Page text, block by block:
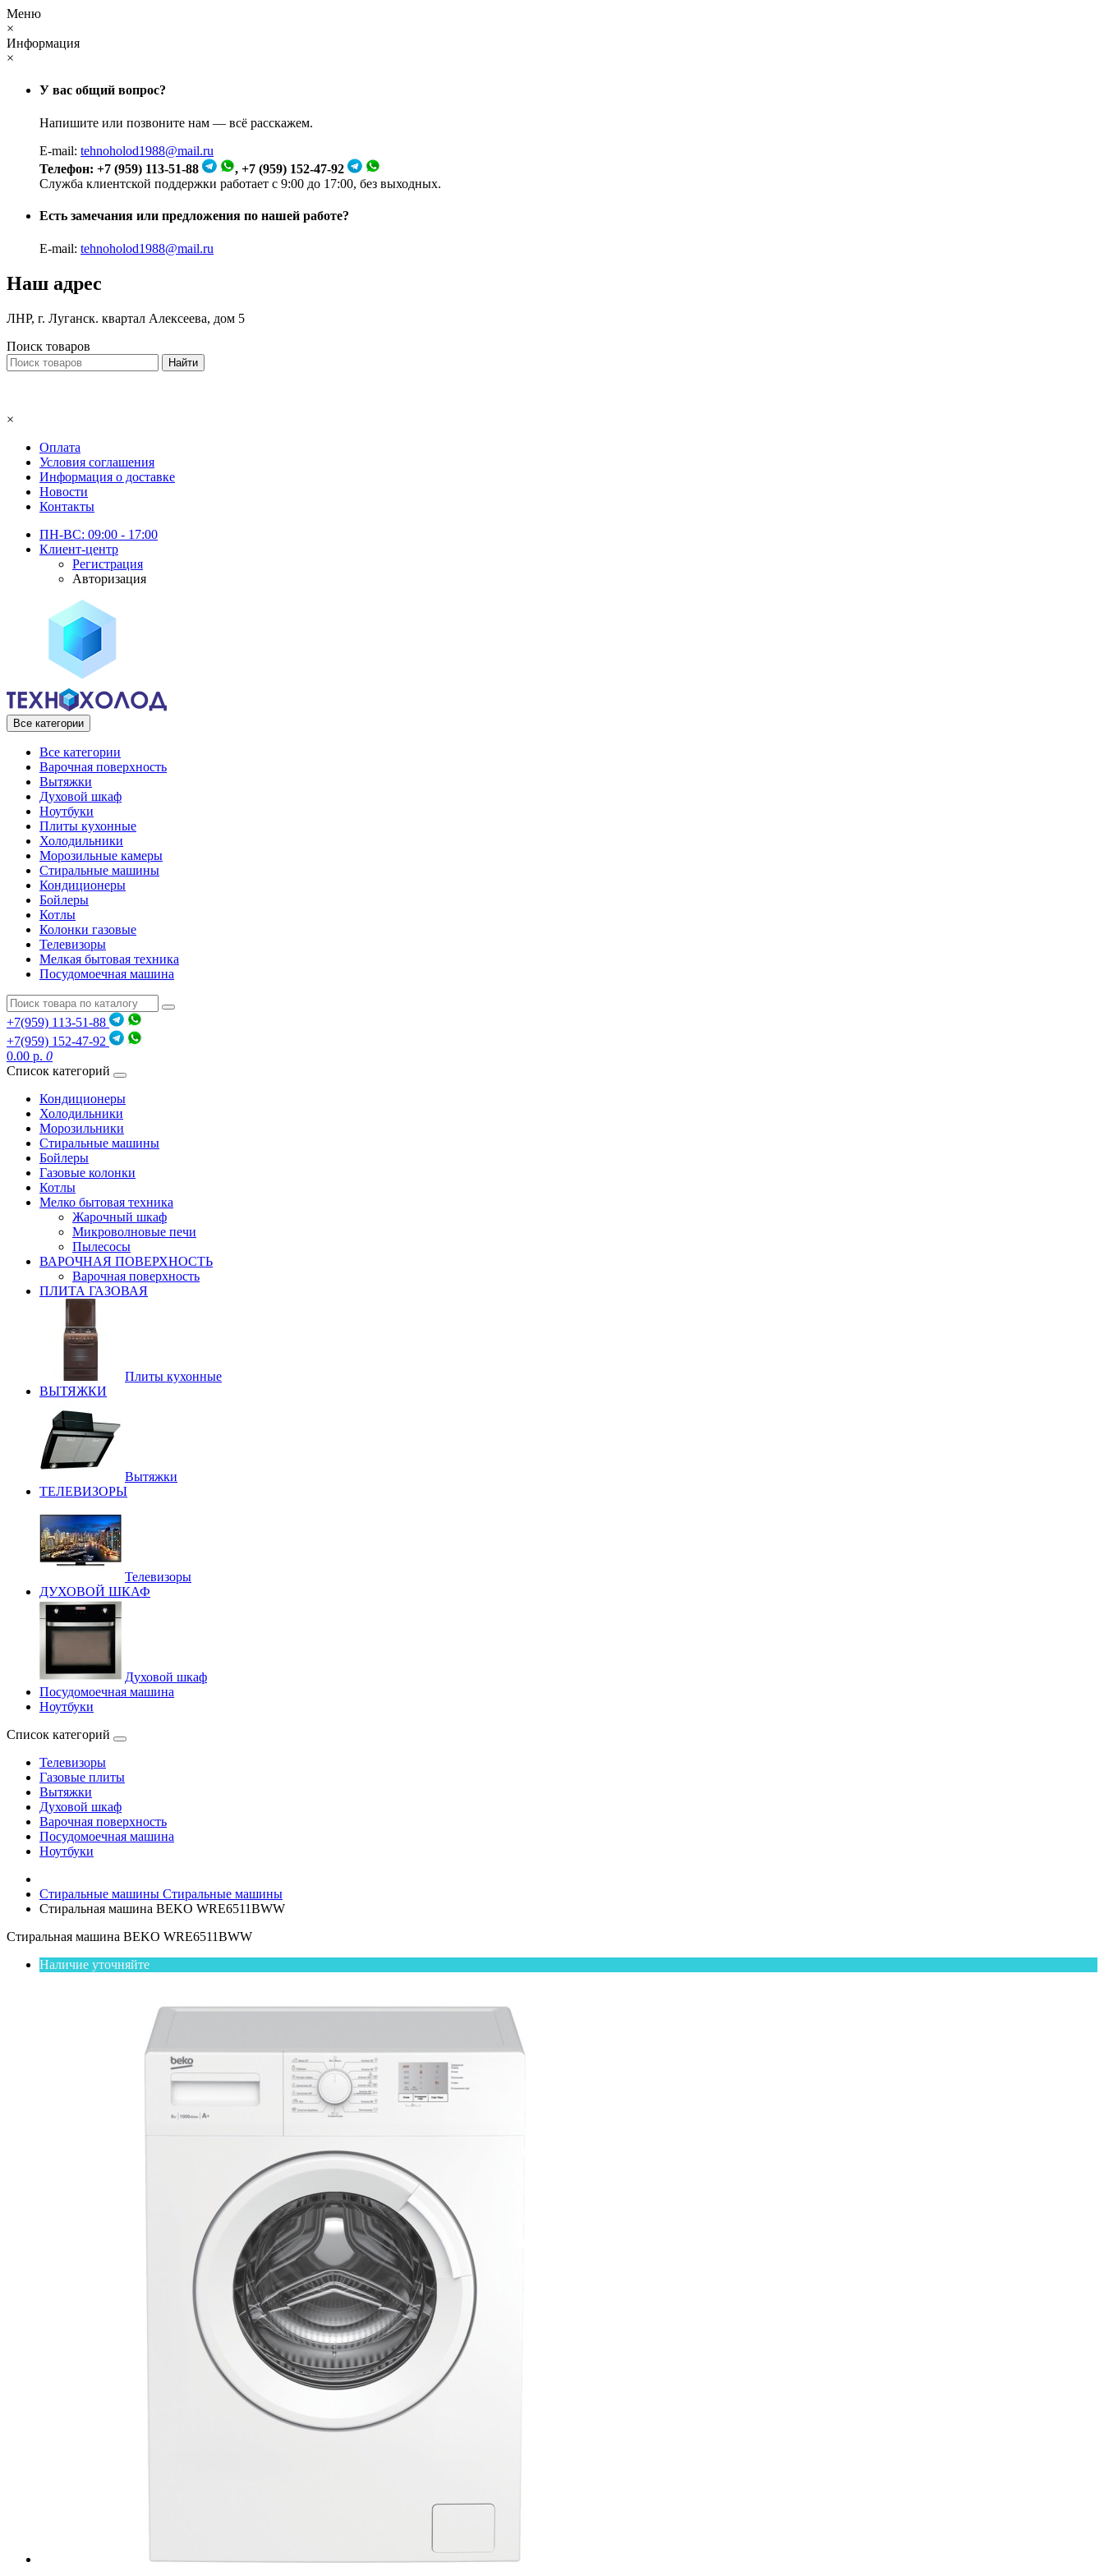
Меню
×
Информация
×
У вас общий вопрос?
Напишите или позвоните нам — всё расскажем.
E-mail: tehnoholod1988@mail.ru
Телефон: +7 (959) 113-51-88
, +7 (959) 152-47-92
Служба клиентской поддержки работает с 9:00 до 17:00, без выходных.
Есть замечания или предложения по нашей работе?
E-mail: tehnoholod1988@mail.ru
Наш адрес
ЛНР, г. Луганск. квартал Алексеева, дом 5
Поиск товаров
×
Оплата
Условия соглашения
Информация о доставке
Новости
Контакты
ПН-ВС: 09:00 - 17:00
Клиент-центр
Регистрация
Авторизация
Все категории
Все категории
Варочная поверхность
Вытяжки
Духовой шкаф
Ноутбуки
Плиты кухонные
Холодильники
Морозильные камеры
Стиральные машины
Кондиционеры
Бойлеры
Котлы
Колонки газовые
Телевизоры
Мелкая бытовая техника
Посудомоечная машина
+7(959) 113-51-88
+7(959) 152-47-92
0.00 р. 0
Список категорий
Кондиционеры
Холодильники
Морозильники
Стиральные машины
Бойлеры
Газовые колонки
Котлы
Мелко бытовая техника
Жарочный шкаф
Микроволновые печи
Пылесосы
ВАРОЧНАЯ ПОВЕРХНОСТЬ
Варочная поверхность
ПЛИТА ГАЗОВАЯ
Плиты кухонные
ВЫТЯЖКИ
Вытяжки
ТЕЛЕВИЗОРЫ
Телевизоры
ДУХОВОЙ ШКАФ
Духовой шкаф
Посудомоечная машина
Ноутбуки
Список категорий
Телевизоры
Газовые плиты
Вытяжки
Духовой шкаф
Варочная поверхность
Посудомоечная машина
Ноутбуки
Стиральные машины Стиральные машины
Стиральная машина BEKO WRE6511ВWW
Стиральная машина BEKO WRE6511ВWW
Наличие уточняйте